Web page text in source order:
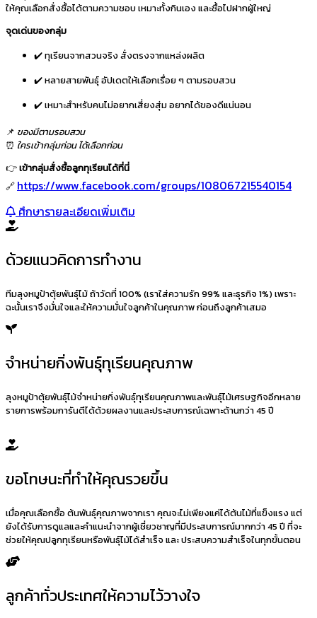
ให้คุณเลือกสั่งซื้อได้ตามความชอบ เหมาะทั้งกินเอง และซื้อไปฝากผู้ใหญ่
จุดเด่นของกลุ่ม
✔️ ทุเรียนจากสวนจริง สั่งตรงจากแหล่งผลิต
✔️ หลายสายพันธุ์ อัปเดตให้เลือกเรื่อย ๆ ตามรอบสวน
✔️ เหมาะสำหรับคนไม่อยากเสี่ยงสุ่ม อยากได้ของดีแน่นอน
📌 ของมีตามรอบสวน
⏰ ใครเข้ากลุ่มก่อน ได้เลือกก่อน
👉เข้ากลุ่มสั่งซื้อลูกทุเรียนได้ที่นี่
🔗 https://www.facebook.com/groups/108067215540154
ศึกษารายละเอียดเพิ่มเติม
ด้วยแนวคิดการทำงาน
ทีมลุงหมูป้าตุ้ยพันธุ์ไม้ ถ้าวัดที่ 100% (เราใส่ความรัก 99% และธุรกิจ 1%) เพราะ
ฉะนั้นเราจึงมั่นใจและให้ความมั่นใจลูกค้าในคุณภาพ ก่อนถึงลูกค้าเสมอ
จำหน่ายกิ่งพันธุ์ทุเรียนคุณภาพ
ลุงหมูป้าตุ้ยพันธุ์ไม้จำหน่ายกิ่งพันธุ์ทุเรียนคุณภาพและพันธุ์ไม้เศรษฐกิจอีกหลาย
รายการพร้อมการันตีได้ด้วยผลงานและประสบการณ์เฉพาะด้านกว่า 45 ปี
ขอโทษนะที่ทำให้คุณรวยขึ้น
เมื่อคุณเลือกซื้อ ต้นพันธุ์คุณภาพจากเรา คุณจะไม่เพียงแค่ได้ต้นไม้ที่แข็งแรง แต่
ยังได้รับการดูแลและคำแนะนำจากผู้เชี่ยวชาญที่มีประสบการณ์มากกว่า 45 ปี ที่จะ
ช่วยให้คุณปลูกทุเรียนหรือพันธุ์ไม้ได้สำเร็จ และ ประสบความสำเร็จในทุกขั้นตอน
ลูกค้าทั่วประเทศให้ความไว้วางใจ